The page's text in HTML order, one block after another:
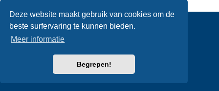
Deze website maakt gebruik van cookies om de
beste surfervaring te kunnen bieden.
Meer informatie
Begrepen!